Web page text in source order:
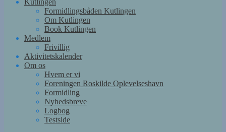
Kutlingen
Formidlingsbåden Kutlingen
Om Kutlingen
Book Kutlingen
Medlem
Frivillig
Aktivitetskalender
Om os
Hvem er vi
Foreningen Roskilde Oplevelseshavn
Formidling
Nyhedsbreve
Logbog
Testside